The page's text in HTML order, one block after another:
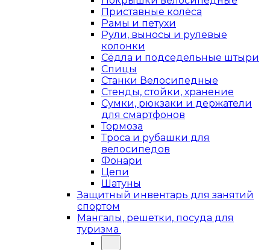
Приставные колёса
Рамы и петухи
Рули, выносы и рулевые
колонки
Сёдла и подседельные штыри
Спицы
Станки Велосипедные
Стенды, стойки, хранение
Сумки, рюкзаки и держатели
для смартфонов
Тормоза
Троса и рубашки для
велосипедов
Фонари
Цепи
Шатуны
Защитный инвентарь для занятий
спортом
Мангалы, решетки, посуда для
туризма